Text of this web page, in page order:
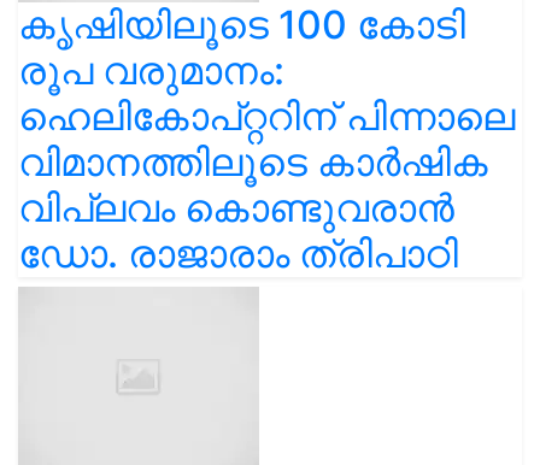
കൃഷിയിലൂടെ 100 കോടി
രൂപ വരുമാനം:
ഹെലികോപ്റ്ററിന് പിന്നാലെ
വിമാനത്തിലൂടെ കാർഷിക
വിപ്ലവം കൊണ്ടുവരാൻ
ഡോ. രാജാരാം ത്രിപാഠി